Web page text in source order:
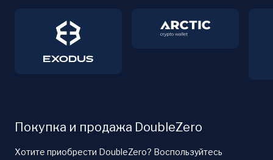
Покупка и продажа DoubleZero
Хотите приобрести DoubleZero? Воспользуйтесь